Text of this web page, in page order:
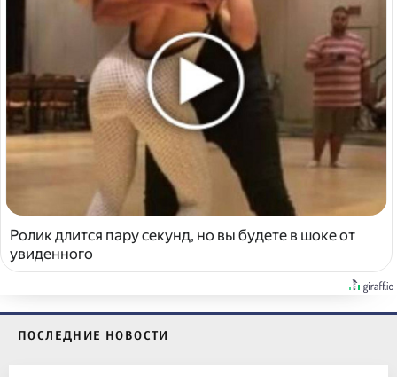
Ролик длится пару секунд, но вы будете в шоке от
увиденного
ПОСЛЕДНИЕ НОВОСТИ